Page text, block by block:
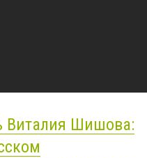
Виталия Шишова: